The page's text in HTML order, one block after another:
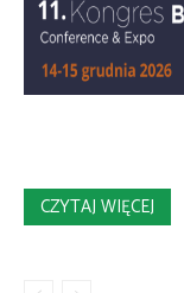
CZYTAJ WIĘCEJ